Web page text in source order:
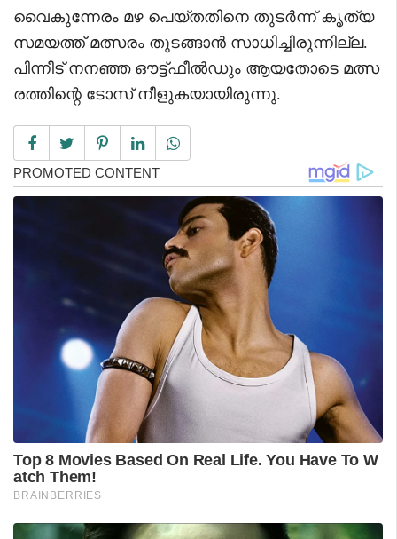
വൈകുന്നേരം മഴ പെയ്തതിനെ തുടർന്ന് കൃത്യ
സമയത്ത് മത്സരം തുടങ്ങാൻ സാധിച്ചിരുന്നില്ല.
പിന്നീട് നനഞ്ഞ ഔട്ട്ഫീൽഡും ആയതോടെ മത്സ
രത്തിന്റെ ടോസ് നീളുകയായിരുന്നു.